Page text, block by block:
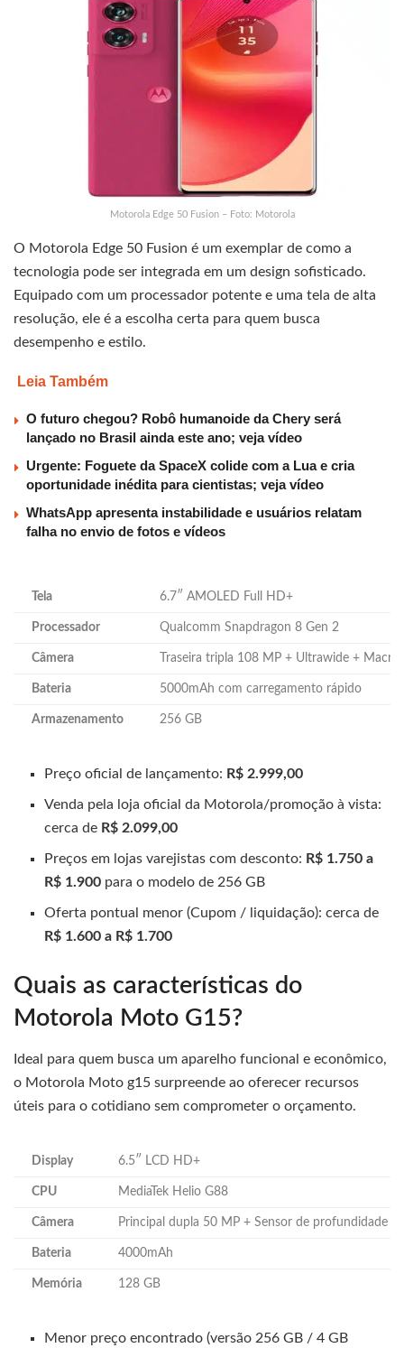
Motorola Edge 50 Fusion – Foto: Motorola
O Motorola Edge 50 Fusion é um exemplar de como a
tecnologia pode ser integrada em um design sofisticado.
Equipado com um processador potente e uma tela de alta
resolução, ele é a escolha certa para quem busca
desempenho e estilo.
Leia Também
O futuro chegou? Robô humanoide da Chery será
lançado no Brasil ainda este ano; veja vídeo
Urgente: Foguete da SpaceX colide com a Lua e cria
oportunidade inédita para cientistas; veja vídeo
WhatsApp apresenta instabilidade e usuários relatam
falha no envio de fotos e vídeos
Tela 6.7″ AMOLED Full HD+
Processador Qualcomm Snapdragon 8 Gen 2
Câmera Traseira tripla 108 MP + Ultrawide + Macro
Bateria 5000mAh com carregamento rápido
Armazenamento 256 GB
Preço oficial de lançamento: R$ 2.999,00
Venda pela loja oficial da Motorola/promoção à vista:
cerca de R$ 2.099,00
Preços em lojas varejistas com desconto: R$ 1.750 a
R$ 1.900 para o modelo de 256 GB
Oferta pontual menor (Cupom / liquidação): cerca de
R$ 1.600 a R$ 1.700
Quais as características do
Motorola Moto G15?
Ideal para quem busca um aparelho funcional e econômico,
o Motorola Moto g15 surpreende ao oferecer recursos
úteis para o cotidiano sem comprometer o orçamento.
Display 6.5″ LCD HD+
CPU MediaTek Helio G88
Câmera Principal dupla 50 MP + Sensor de profundidade
Bateria 4000mAh
Memória 128 GB
Menor preço encontrado (versão 256 GB / 4 GB